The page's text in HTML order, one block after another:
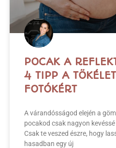
POCAK A
4 TIPP A
FOTÓKÉRT
A várandósságod elején a
pocakod csak nagyon
Csak te veszed észre, hogy
hasadban egy új